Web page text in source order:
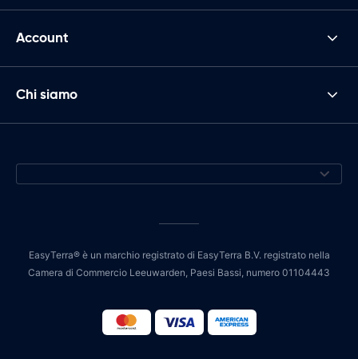
Account
Chi siamo
EasyTerra® è un marchio registrato di EasyTerra B.V. registrato nella
Camera di Commercio Leeuwarden, Paesi Bassi, numero 01104443